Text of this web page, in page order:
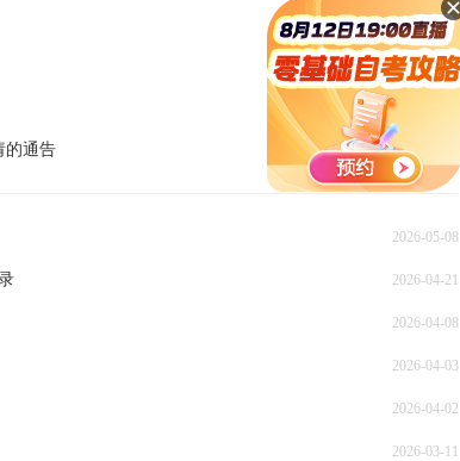
2026-06-01
2026-06-01
2026-06-01
的通告 2026-05-12
2026-05-08
2026-04-21
2026-04-08
2026-04-03
2026-04-02
2026-03-11